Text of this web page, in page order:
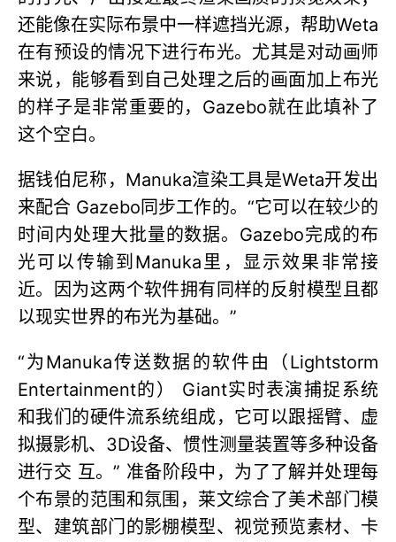
还能像在实际布景中一样遮挡光源，帮助Weta
在有预设的情况下进行布光。尤其是对动画师
来说，能够看到自己处理之后的画面加上布光
的样子是非常重要的，Gazebo就在此填补了
这个空白。
据钱伯尼称，Manuka渲染工具是Weta开发出
来配合 Gazebo同步工作的。“它可以在较少的
时间内处理大批量的数据。Gazebo完成的布
光可以传输到Manuka里，显示效果非常接
近。因为这两个软件拥有同样的反射模型且都
以现实世界的布光为基础。”
“为Manuka传送数据的软件由（Lightstorm
Entertainment的） Giant实时表演捕捉系统
和我们的硬件流系统组成，它可以跟摇臂、虚
拟摄影机、3D设备、惯性测量装置等多种设备
进行交 互。” 准备阶段中，为了了解并处理每
个布景的范围和氛围，莱文综合了美术部门模
型、建筑部门的影棚模型、视觉预览素材、卡